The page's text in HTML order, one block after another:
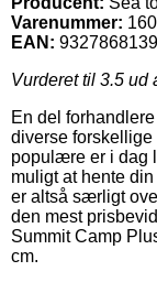
Varenummer:
EAN:
Vurderet til 3.5 ud
En del
diverse forskellige
populære er i dag
muligt at hente
er altså særligt
den mest
Summit Camp
cm.